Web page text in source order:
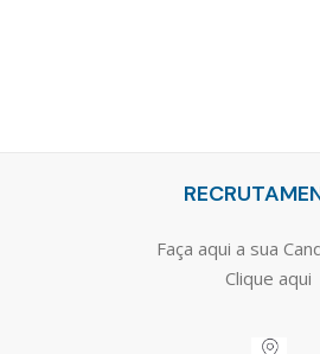
Faça aqui a sua
Clique aqui